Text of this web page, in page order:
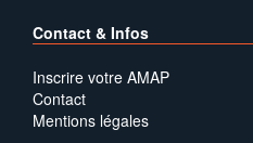
Contact & Infos
Inscrire votre AMAP
Contact
Mentions légales